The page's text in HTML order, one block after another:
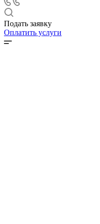
Подать заявку
Оплатить услуги